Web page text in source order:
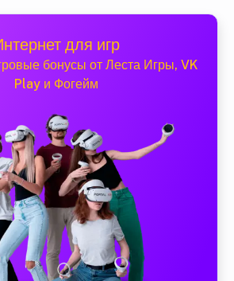
для игр
бонусы от Леста Игры, VK
Play и Фогейм